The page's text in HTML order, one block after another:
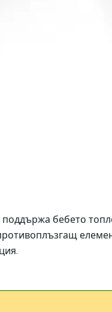
бебето